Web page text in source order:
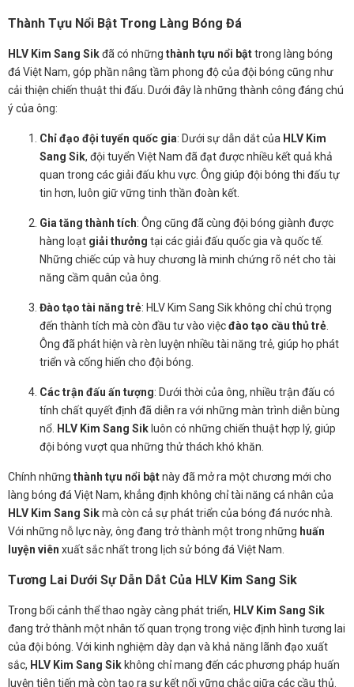
Thành Tựu Nổi Bật Trong Làng Bóng Đá
HLV Kim Sang Sikđã có những thành tựu nổi bậttrong làng bóng
đá Việt Nam, góp phần nâng tầm phong độ của đội bóng cũng như
cải thiện chiến thuật thi đấu. Dưới đây là những thành công đáng chú
ý của ông:
Chỉ đạo đội tuyển quốc gia: Dưới sự dẫn dắt của HLV Kim
Sang Sik, đội tuyển Việt Nam đã đạt được nhiều kết quả khả
quan trong các giải đấu khu vực. Ông giúp đội bóng thi đấu tự
tin hơn, luôn giữ vững tinh thần đoàn kết.
Gia tăng thành tích: Ông cũng đã cùng đội bóng giành được
hàng loạt giải thưởng tại các giải đấu quốc gia và quốc tế.
Những chiếc cúp và huy chương là minh chứng rõ nét cho tài
năng cầm quân của ông.
Đào tạo tài năng trẻ: HLV Kim Sang Sik không chỉ chú trọng
đến thành tích mà còn đầu tư vào việcđào tạo cầu thủ trẻ
Ông đã phát hiện và rèn luyện nhiều tài năng trẻ, giúp họ phát
triển và cống hiến cho đội bóng.
Các trận đấu ấn tượng: Dưới thời của ông, nhiều trận đấu có
tính chất quyết định đã diễn ra với những màn trình diễn bùng
nổ. HLV Kim Sang Sik luôn có những chiến thuật hợp lý, giúp
đội bóng vượt qua những thử thách khó khăn.
Chính những thành tựu nổi bậtnày đã mở ra một chương mới cho
làng bóng đá Việt Nam, khẳng định không chỉ tài năng cá nhân của
HLV Kim Sang Sikmà còn cả sự phát triển của bóng đá nước nhà.
Với những nỗ lực này, ông đang trở thành một trong những huấn
luyện viên xuất sắc nhất trong lịch sử bóng đá Việt Nam.
Tương Lai Dưới Sự Dẫn Dắt Của HLV Kim Sang Sik
Trong bối cảnh thể thao ngày càng phát triển, HLV Kim Sang Sik
đang trở thành một nhân tố quan trọng trong việc định hình tương lai
của đội bóng. Với kinh nghiệm dày dạn và khả năng lãnh đạo xuất
sắc, HLV Kim Sang Sik không chỉ mang đến các phương pháp huấn
luyện tiên tiến mà còn tạo ra sự kết nối vững chắc giữa các cầu thủ.